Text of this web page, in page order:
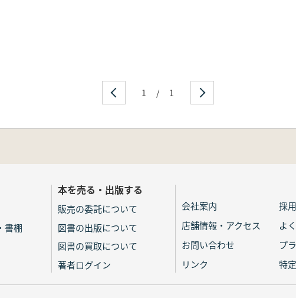
1 / 1
書棚
本を売る・出版する
販売の委託について
図書の出版について
図書の買取について
著者ログイン
会社案内
採
店舗情報・アクセス
よ
お問い合わせ
プ
リンク
特